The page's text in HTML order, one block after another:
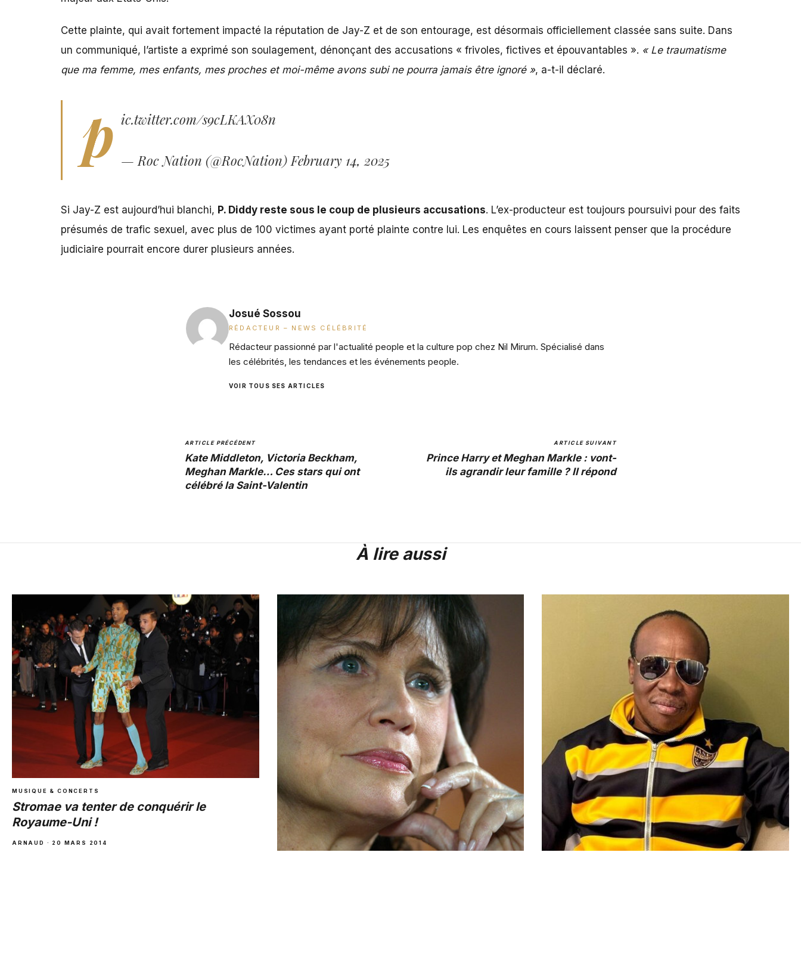
Cette plainte, qui avait fortement impacté la réputation de Jay-Z et de son entourage, est désormais officiellement classée sans suite. Dans
un communiqué, l’artiste a exprimé son soulagement, dénonçant des accusations « frivoles, fictives et épouvantables ». « Le traumatisme
que ma femme, mes enfants, mes proches et moi-même avons subi ne pourra jamais être ignoré », a-t-il déclaré.
p ic.twitter.com/s9cLKAX08n
— Roc Nation (@RocNation)February 14, 2025
Si Jay-Z est aujourd’hui blanchi, P. Diddy reste sous le coup de plusieurs accusations. L’ex-producteur est toujours poursuivi pour des faits
présumés de trafic sexuel, avec plus de 100 victimes ayant porté plainte contre lui. Les enquêtes en cours laissent penser que la procédure
judiciaire pourrait encore durer plusieurs années.
Josué Sossou
RÉDACTEUR – NEWS CÉLÉBRITÉ
Rédacteur passionné par l'actualité people et la culture pop chez Nil Mirum. Spécialisé dans
les célébrités, les tendances et les événements people.
VOIR TOUS SES ARTICLES
ARTICLE PRÉCÉDENT
Kate Middleton, Victoria Beckham,
Meghan Markle… Ces stars qui ont
célébré la Saint-Valentin
ARTICLE SUIVANT
Prince Harry et Meghan Markle : vont-
ils agrandir leur famille ? Il répond
À lire aussi
MUSIQUE & CONCERTS
Stromae va tenter de conquérir le
Royaume-Uni !
ARNAUD · 20 MARS 2014